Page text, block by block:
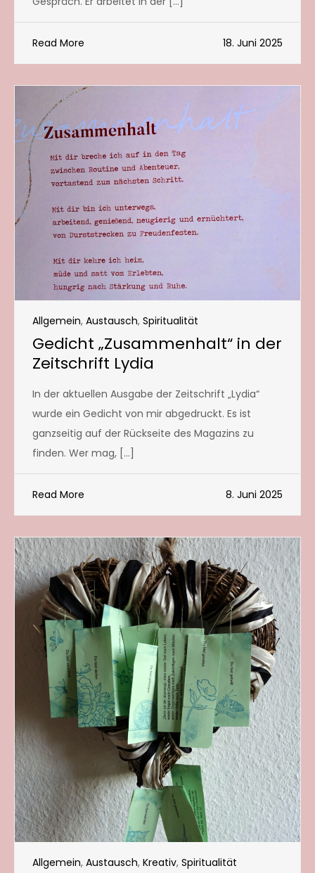
Read More 18. Juni 2025
Allgemein, Austausch, Spiritualität
Gedicht „Zusammenhalt“ in der
Zeitschrift Lydia
In der aktuellen Ausgabe der Zeitschrift „Lydia“
wurde ein Gedicht von mir abgedruckt. Es ist
ganzseitig auf der Rückseite des Magazins zu
finden. Wer mag, […]
Read More 8. Juni 2025
Allgemein, Austausch, Kreativ, Spiritualität